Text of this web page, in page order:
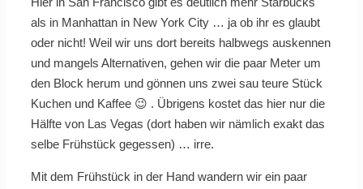
als in Manhattan in New York City … ja ob ihr es glaubt
oder nicht! Weil wir uns dort bereits halbwegs auskennen
und mangels Alternativen, gehen wir die paar Meter um
den Block herum und gönnen uns zwei sau teure Stück
Kuchen und Kaffee 😉 . Übrigens kostet das hier nur die
Hälfte von Las Vegas (dort haben wir nämlich exakt das
selbe Frühstück gegessen) … irre.
Mit dem Frühstück in der Hand wandern wir ein paar